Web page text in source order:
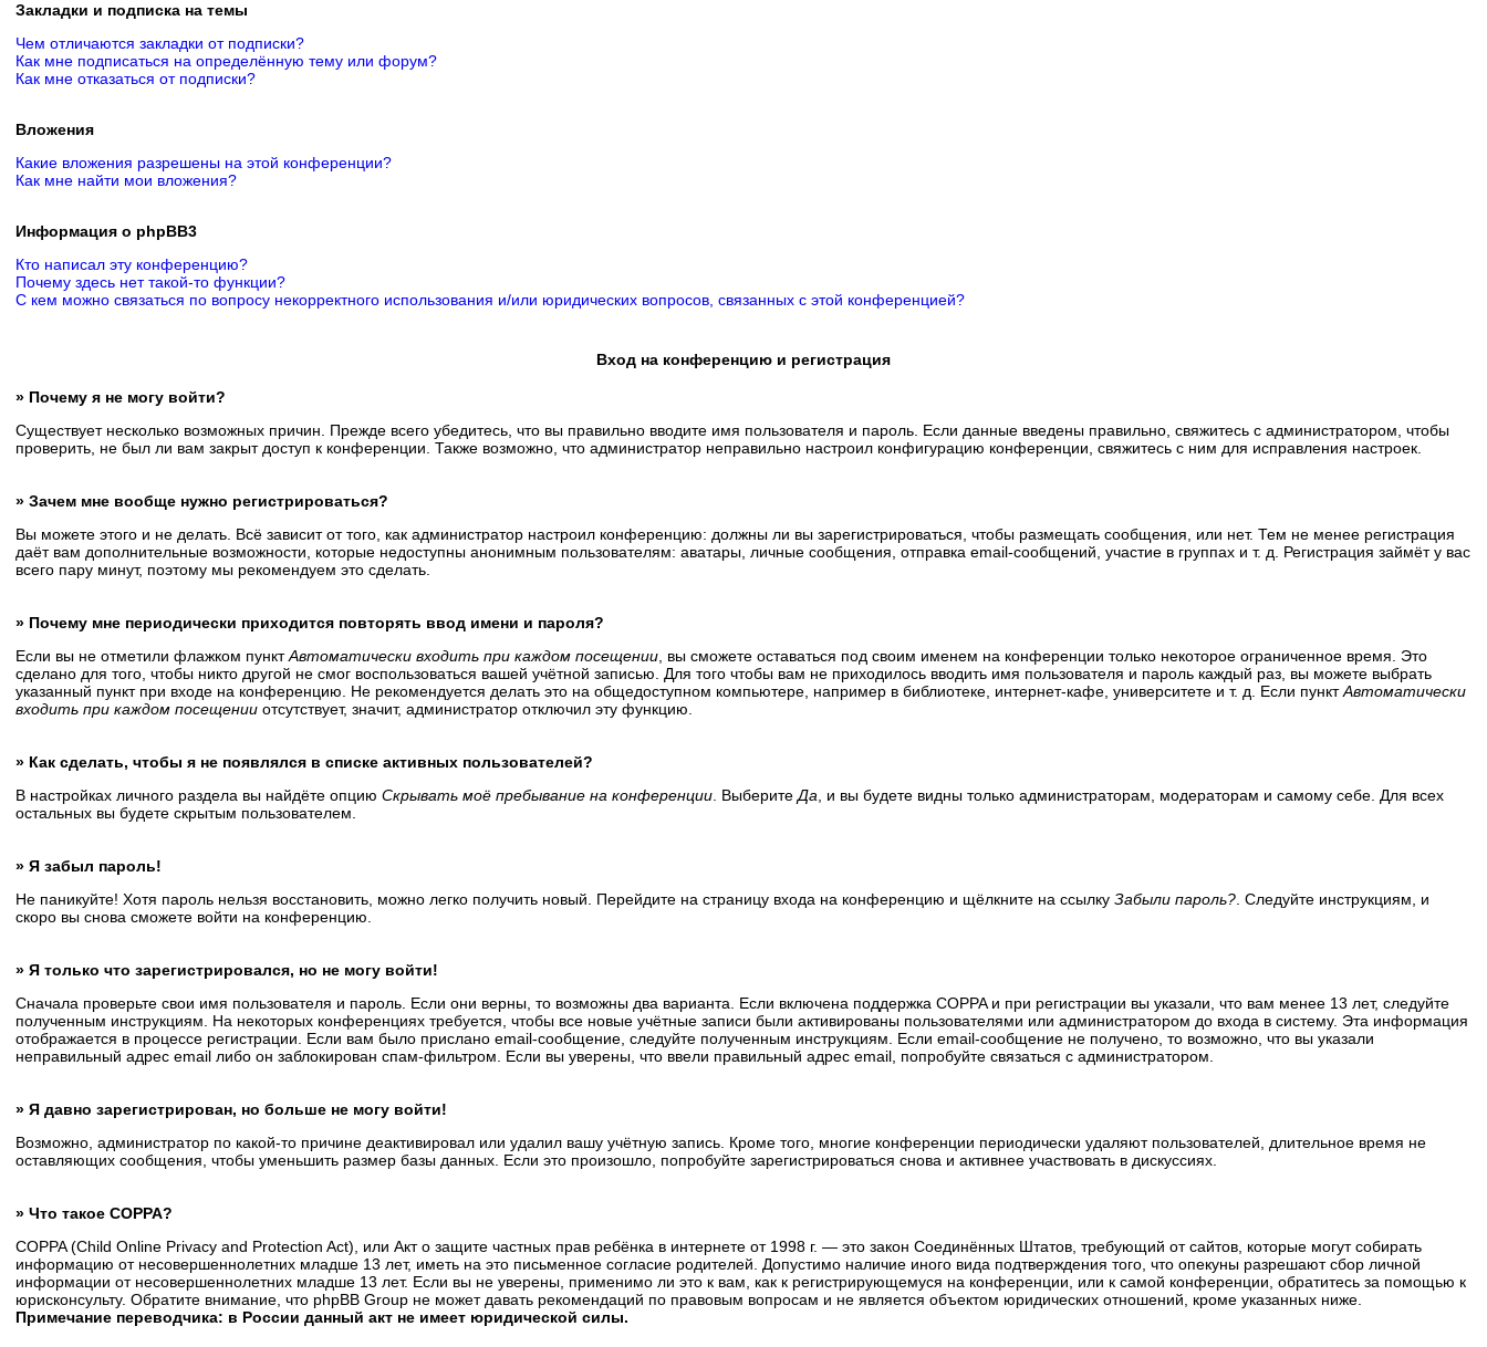
Закладки и подписка на темы
Чем отличаются закладки от подписки?
Как мне подписаться на определённую тему или форум?
Как мне отказаться от подписки?
Вложения
Какие вложения разрешены на этой конференции?
Как мне найти мои вложения?
Информация о phpBB3
Кто написал эту конференцию?
Почему здесь нет такой-то функции?
С кем можно связаться по вопросу некорректного использования и/или юридических вопросов, связанных с этой конференцией?
Вход на конференцию и регистрация
» Почему я не могу войти?
Существует несколько возможных причин. Прежде всего убедитесь, что вы правильно вводите имя пользователя и пароль. Если данные введены правильно, свяжитесь с администратором, чтобы
проверить, не был ли вам закрыт доступ к конференции. Также возможно, что администратор неправильно настроил конфигурацию конференции, свяжитесь с ним для исправления настроек.
» Зачем мне вообще нужно регистрироваться?
Вы можете этого и не делать. Всё зависит от того, как администратор настроил конференцию: должны ли вы зарегистрироваться, чтобы размещать сообщения, или нет. Тем не менее регистрация
даёт вам дополнительные возможности, которые недоступны анонимным пользователям: аватары, личные сообщения, отправка email-сообщений, участие в группах и т. д. Регистрация займёт у вас
всего пару минут, поэтому мы рекомендуем это сделать.
» Почему мне периодически приходится повторять ввод имени и пароля?
Если вы не отметили флажком пунктАвтоматически входить при каждом посещении , вы сможете оставаться под своим именем на конференции только некоторое ограниченное время. Это
сделано для того, чтобы никто другой не смог воспользоваться вашей учётной записью. Для того чтобы вам не приходилось вводить имя пользователя и пароль каждый раз, вы можете выбрать
указанный пункт при входе на конференцию. Не рекомендуется делать это на общедоступном компьютере, например в библиотеке, интернет-кафе, университете и т. д. Если пунктАвтоматически
входить при каждом посещении отсутствует, значит, администратор отключил эту функцию.
» Как сделать, чтобы я не появлялся в списке активных пользователей?
В настройках личного раздела вы найдёте опцию Скрывать моё пребывание на конференции . Выберите Да , и вы будете видны только администраторам, модераторам и самому себе. Для всех
остальных вы будете скрытым пользователем.
» Я забыл пароль!
Не паникуйте! Хотя пароль нельзя восстановить, можно легко получить новый. Перейдите на страницу входа на конференцию и щёлкните на ссылку Забыли пароль? . Следуйте инструкциям, и
скоро вы снова сможете войти на конференцию.
» Я только что зарегистрировался, но не могу войти!
Сначала проверьте свои имя пользователя и пароль. Если они верны, то возможны два варианта. Если включена поддержка COPPA и при регистрации вы указали, что вам менее 13 лет, следуйте
полученным инструкциям. На некоторых конференциях требуется, чтобы все новые учётные записи были активированы пользователями или администратором до входа в систему. Эта информация
отображается в процессе регистрации. Если вам было прислано email-сообщение, следуйте полученным инструкциям. Если email-сообщение не получено, то возможно, что вы указали
неправильный адрес email либо он заблокирован спам-фильтром. Если вы уверены, что ввели правильный адрес email, попробуйте связаться с администратором.
» Я давно зарегистрирован, но больше не могу войти!
Возможно, администратор по какой-то причине деактивировал или удалил вашу учётную запись. Кроме того, многие конференции периодически удаляют пользователей, длительное время не
оставляющих сообщения, чтобы уменьшить размер базы данных. Если это произошло, попробуйте зарегистрироваться снова и активнее участвовать в дискуссиях.
» Что такое COPPA?
COPPA (Child Online Privacy and Protection Act), или Акт о защите частных прав ребёнка в интернете от 1998 г. — это закон Соединённых Штатов, требующий от сайтов, которые могут собирать
информацию от несовершеннолетних младше 13 лет, иметь на это письменное согласие родителей. Допустимо наличие иного вида подтверждения того, что опекуны разрешают сбор личной
информации от несовершеннолетних младше 13 лет. Если вы не уверены, применимо ли это к вам, как к регистрирующемуся на конференции, или к самой конференции, обратитесь за помощью к
юрисконсульту. Обратите внимание, что phpBB Group не может давать рекомендаций по правовым вопросам и не является объектом юридических отношений, кроме указанных ниже.
Примечание переводчика: в России данный акт не имеет юридической силы.